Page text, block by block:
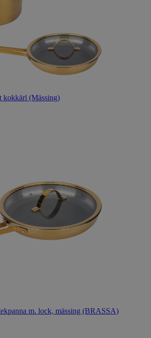
kokkärl (Mässing)
m. lock, mässing (BRASSA)